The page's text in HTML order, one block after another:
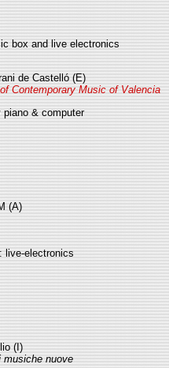
box and live electronics
de Castelló (E)
Contemporary Music of Valencia
piano & computer
(A)
live-electronics
(I)
musiche nuove